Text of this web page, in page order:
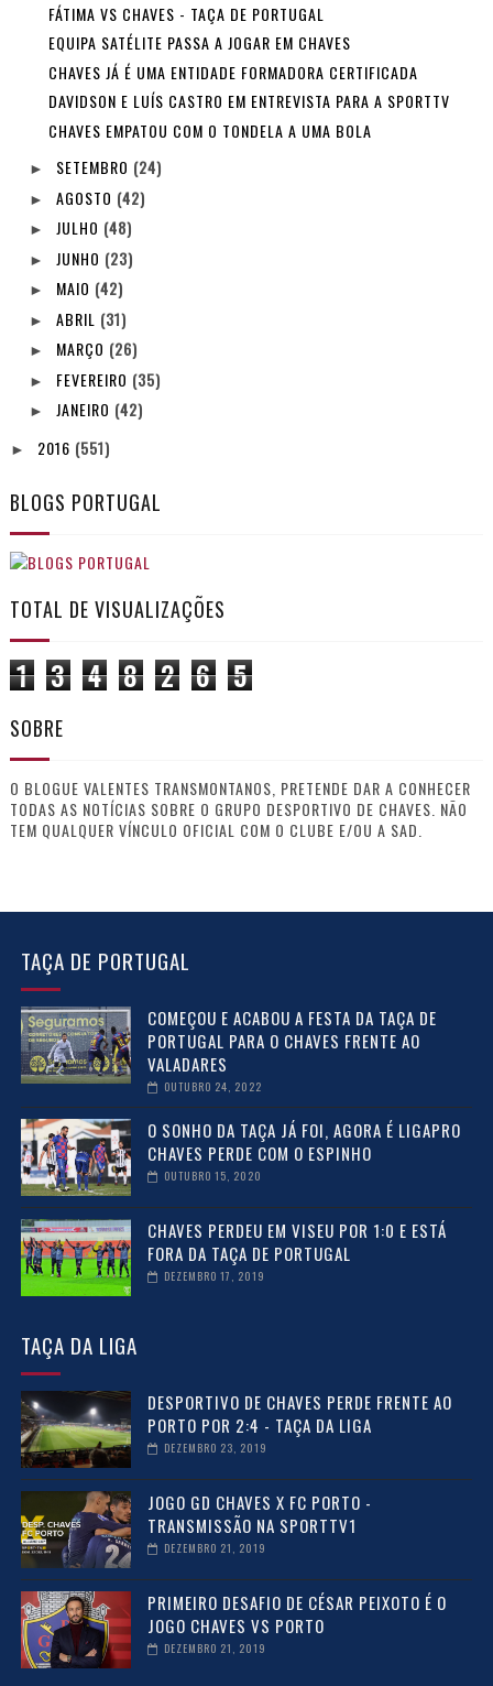
FÁTIMA VS CHAVES - TAÇA DE PORTUGAL
EQUIPA SATÉLITE PASSA A JOGAR EM CHAVES
CHAVES JÁ É UMA ENTIDADE FORMADORA CERTIFICADA
DAVIDSON E LUÍS CASTRO EM ENTREVISTA PARA A SPORTTV
CHAVES EMPATOU COM O TONDELA A UMA BOLA
► SETEMBRO (24)
► AGOSTO (42)
► JULHO (48)
► JUNHO (23)
► MAIO (42)
► ABRIL (31)
► MARÇO (26)
► FEVEREIRO (35)
► JANEIRO (42)
► 2016 (551)
BLOGS PORTUGAL
TOTAL DE VISUALIZAÇÕES
1 3 4 8 2 6 5
SOBRE
O BLOGUE VALENTES TRANSMONTANOS, PRETENDE DAR A CONHECER
TODAS AS NOTÍCIAS SOBRE O GRUPO DESPORTIVO DE CHAVES. NÃO
TEM QUALQUER VÍNCULO OFICIAL COM O CLUBE E/OU A SAD.
TAÇA DE PORTUGAL
COMEÇOU E ACABOU A FESTA DA TAÇA DE
PORTUGAL PARA O CHAVES FRENTE AO
VALADARES
OUTUBRO 24, 2022
O SONHO DA TAÇA JÁ FOI, AGORA É LIGAPRO
CHAVES PERDE COM O ESPINHO
OUTUBRO 15, 2020
CHAVES PERDEU EM VISEU POR 1:0 E ESTÁ
FORA DA TAÇA DE PORTUGAL
DEZEMBRO 17, 2019
TAÇA DA LIGA
DESPORTIVO DE CHAVES PERDE FRENTE AO
PORTO POR 2:4 - TAÇA DA LIGA
DEZEMBRO 23, 2019
JOGO GD CHAVES X FC PORTO -
TRANSMISSÃO NA SPORTTV1
DEZEMBRO 21, 2019
PRIMEIRO DESAFIO DE CÉSAR PEIXOTO É O
JOGO CHAVES VS PORTO
DEZEMBRO 21, 2019